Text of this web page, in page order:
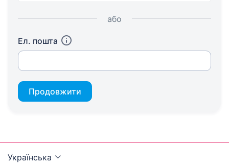
або
Ел. пошта
Продовжити
Українська